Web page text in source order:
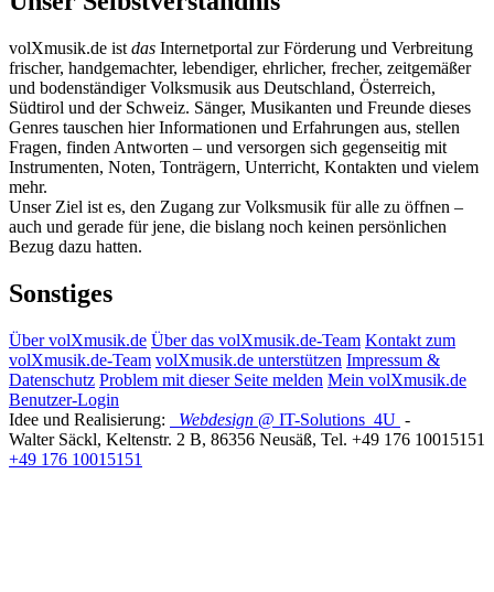
volXmusik.de ist das Internetportal zur Förderung und Verbreitung
frischer, handgemachter, lebendiger, ehrlicher, frecher, zeitgemäßer
und bodenständiger Volksmusik aus Deutschland, Österreich,
Südtirol und der Schweiz. Sänger, Musikanten und Freunde dieses
Genres tauschen hier Informationen und Erfahrungen aus, stellen
Fragen, finden Antworten – und versorgen sich gegenseitig mit
Instrumenten, Noten, Tonträgern, Unterricht, Kontakten und vielem
mehr.
Unser Ziel ist es, den Zugang zur Volksmusik für alle zu öffnen –
auch und gerade für jene, die bislang noch keinen persönlichen
Bezug dazu hatten.
Sonstiges
Über volXmusik.de Über das volXmusik.de-Team Kontakt zum
volXmusik.de-Team volXmusik.de unterstützen Impressum &
Datenschutz Problem mit dieser Seite melden Mein volXmusik.de
Benutzer-Login
Idee und Realisierung:
Webdesign @ IT-Solutions 4U -
Walter Säckl, Keltenstr. 2 B, 86356 Neusäß, Tel. +49 176 10015151
+49 176 10015151